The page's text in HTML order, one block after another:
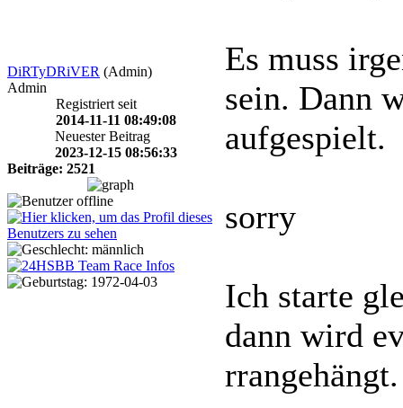
DiRTyDRiVER (Admin)
Admin
Registriert seit
2014-11-11 08:49:08
Neuester Beitrag
2023-12-15 08:56:33
Beiträge: 2521
Es muss
sein. Dann
aufgespielt.
sorry
Ich starte
dann wird
rrangehängt.